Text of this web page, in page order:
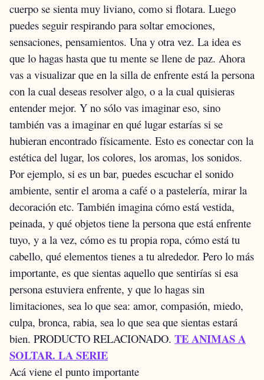
cuerpo se sienta muy liviano, como si flotara. Luego
puedes seguir respirando para soltar emociones,
sensaciones, pensamientos. Una y otra vez. La idea es
que lo hagas hasta que tu mente se llene de paz. Ahora
vas a visualizar que en la silla de enfrente está la persona
con la cual deseas resolver algo, o a la cual quisieras
entender mejor. Y no sólo vas imaginar eso, sino
también vas a imaginar en qué lugar estarías si se
hubieran encontrado físicamente. Esto es conectar con la
estética del lugar, los colores, los aromas, los sonidos.
Por ejemplo, si es un bar, puedes escuchar el sonido
ambiente, sentir el aroma a café o a pastelería, mirar la
decoración etc. También imagina cómo está vestida,
peinada, y qué objetos tiene la persona que está enfrente
tuyo, y a la vez, cómo es tu propia ropa, cómo está tu
cabello, qué elementos tienes a tu alrededor. Pero lo más
importante, es que sientas aquello que sentirías si esa
persona estuviera enfrente, y que lo hagas sin
limitaciones, sea lo que sea: amor, compasión, miedo,
culpa, bronca, rabia, sea lo que sea que sientas estará
bien. PRODUCTO RELACIONADO. TE ANIMAS A
SOLTAR. LA SERIE
Acá viene el punto importante